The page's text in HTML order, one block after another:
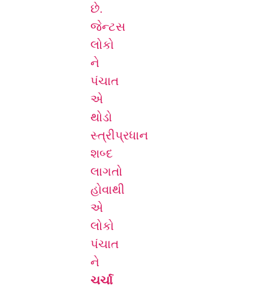
છે.
જેન્ટસ
લોકો
ને
પંચાત
એ
થોડો
સ્ત્રીપ્રધાન
શબ્દ
લાગતો
હોવાથી
એ
લોકો
પંચાત
ને
ચર્ચા